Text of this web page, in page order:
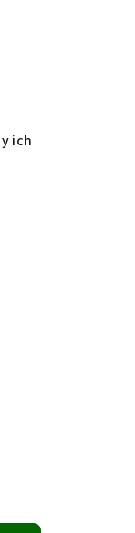
ich